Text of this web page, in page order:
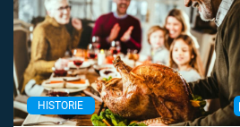
HISTORIE